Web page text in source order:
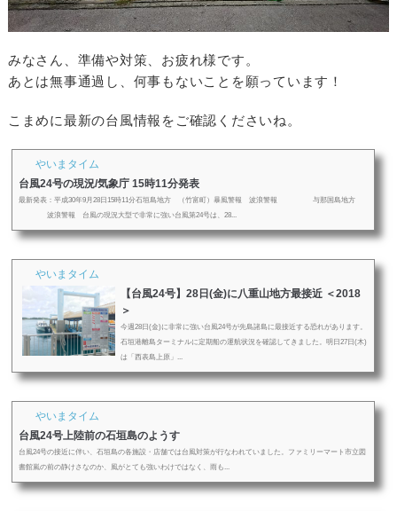
みなさん、準備や対策、お疲れ様です。
あとは無事通過し、何事もないことを願っています！
こまめに最新の台風情報をご確認くださいね。
やいまタイム
台風24号の現況/気象庁 15時11分発表
最新発表：平成30年9月28日15時11分石垣島地方 （竹富町）暴風警報 波浪警報 与那国島地方
波浪警報 台風の現況大型で非常に強い台風第24号は、28...
やいまタイム
【台風24号】28日(金)に八重山地方最接近 ＜2018
＞
今週28日(金)に非常に強い台風24号が先島諸島に最接近する恐れがあります。
石垣港離島ターミナルに定期船の運航状況を確認してきました。明日27日(木)
は「西表島上原」...
やいまタイム
台風24号上陸前の石垣島のようす
台風24号の接近に伴い、石垣島の各施設・店舗では台風対策が行なわれていました。ファミリーマート市立図
書館嵐の前の静けさなのか、風がとても強いわけではなく、雨も...